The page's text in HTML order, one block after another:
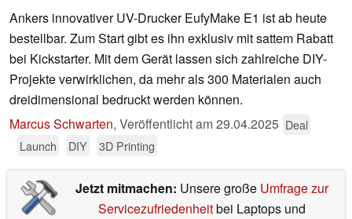
Ankers innovativer UV-Drucker EufyMake E1 ist ab heute
bestellbar. Zum Start gibt es ihn exklusiv mit sattem Rabatt
bei Kickstarter. Mit dem Gerät lassen sich zahlreiche DIY-
Projekte verwirklichen, da mehr als 300 Materialen auch
dreidimensional bedruckt werden können.
Marcus Schwarten, Veröffentlicht am29.04.2025 Deal
Launch
DIY 3D Printing
Jetzt mitmachen: Unsere große Umfrage zur
Servicezufriedenheitbei Laptops und